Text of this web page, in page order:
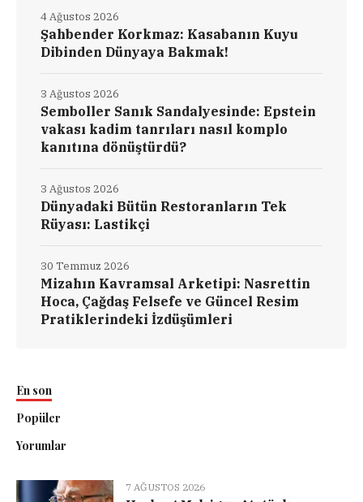
Şahbender Korkmaz: Kasabanın Kuyu
Dibinden Dünyaya Bakmak!
4 Ağustos 2026
Semboller Sanık Sandalyesinde: Epstein
vakası kadim tanrıları nasıl komplo
kanıtına dönüştürdü?
3 Ağustos 2026
Dünyadaki Bütün Restoranların Tek
Rüyası: Lastikçi
3 Ağustos 2026
Mizahın Kavramsal Arketipi: Nasrettin
Hoca, Çağdaş Felsefe ve Güncel Resim
Pratiklerindeki İzdüşümleri
30 Temmuz 2026
En son
Popüler
Yorumlar
7 AĞUSTOS 2026